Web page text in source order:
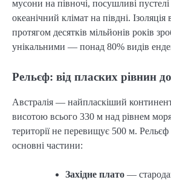
мусони на півночі, посушливі пустелі
океанічний клімат на півдні. Ізоляція
протягом десятків мільйонів років
унікальними — понад 80% видів
Рельєф: від пласких рівнин
Австралія — найпласкіший
висотою всього 330 м над рівнем
території не перевищує 500 м. Рельєф
основні частини:
Західне плато —